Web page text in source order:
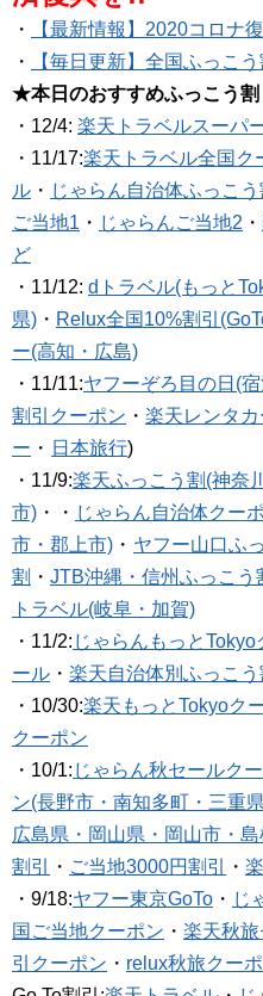
・
【最新情報】2020コロナ
・
【毎日更新】全国ふっこ
★本日のおすすめふっこう
・12/4: 楽天トラベルスーパ
・11/17:楽天トラベル全国ク
ル ・ じゃらん自治体ふっこ
ご当地1 ・ じゃらんご当地2 ・
ど
・11/12: dトラベル(もっと
県) ・ Relux全国10%割引
ー(高知・広島)
・11/11:ヤフーぞろ目の日(
割引クーポン ・ 楽天レンタ
ー ・ 日本旅行)
・11/9:楽天ふっこう割(神奈
市) ・・ じゃらん自治体クー
市・郡上市) ・ ヤフー山口ふ
割 ・ JTB沖縄・信州ふっこう
トラベル(岐阜・加賀)
・11/2: じゃらんもっとTokyo
ール ・ 楽天自治体別ふっこう
・10/30:楽天もっとTokyoク
クーポン
・10/1: じゃらん秋セールク
ン(長野市・南知多町・三重
広島県・岡山県・岡山市・
割引
・ ご当地3000円割引 ・
・9/18:ヤフー東京GoTo ・ じ
国ご当地クーポン ・ 楽天秋
引クーポン ・ relux秋旅クー